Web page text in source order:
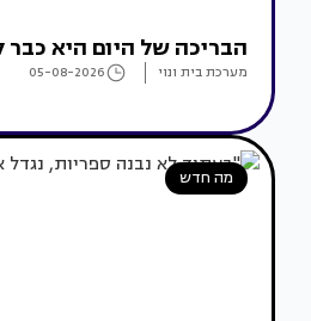
הבריכה של היום היא
מערכת בית ונוי 05-08-2026
מה חדש